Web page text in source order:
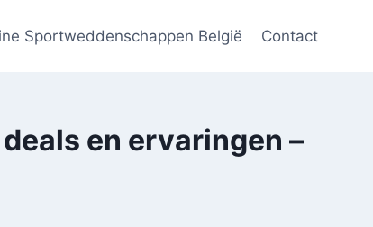
Sportweddenschappen België Contact
en ervaringen –